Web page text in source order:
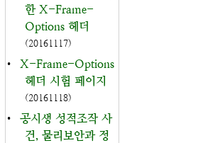
한 X-Frame-
Options 헤더
(20161117)
•
X-Frame-Options
헤더 시험 페이지
(20161118)
•
공시생 성적조작 사
건, 물리보안과 정